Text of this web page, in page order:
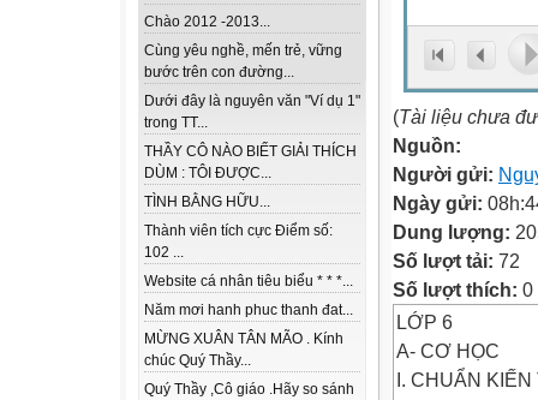
Chào 2012 -2013...
Cùng yêu nghề, mến trẻ, vững
bước trên con đường...
Dưới đây là nguyên văn "Ví dụ 1"
trong TT...
THẦY CÔ NÀO BIẾT GIẢI THÍCH
DÙM : TÔI ĐƯỢC...
TÌNH BẰNG HỮU...
Thành viên tích cực Điểm số:
102 ...
Website cá nhân tiêu biểu * * *...
Năm mơi hanh phuc thanh đat...
MỪNG XUÂN TÂN MÃO . Kính
chúc Quý Thầy...
Quý Thầy ,Cô giáo .Hãy so sánh
(Tài liệu chưa
Nguồn:
Người gửi:
Ngày gửi:
Dung lượng:
Số lượt tải: 72
Số lượt thích: 0
LỚP 6
A- CƠ HỌC
I. CHUẨN